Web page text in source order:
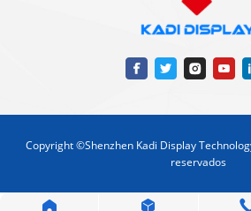
Copyright ©Shenzhen Kadi Display
reservados